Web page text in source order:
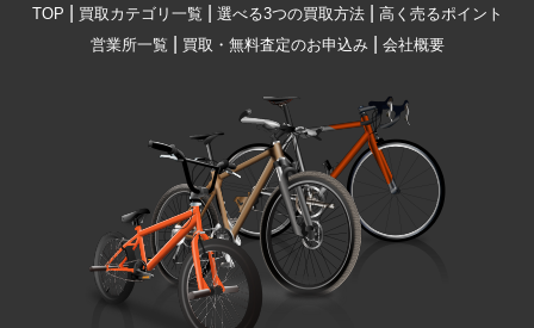
TOP 買取カテゴリ一覧 選べる3つの買取方法| 高く売るポイント
営業所一覧
買取・無料査定のお申込み| 会社概要